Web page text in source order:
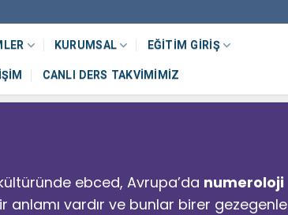
KURUMSAL EĞITIM GIRIŞ
CANLI DERS TAKVIMIMIZ
ebced, Avrupa’da numeroloji
anlamı vardır ve bunlar birer gezegenle